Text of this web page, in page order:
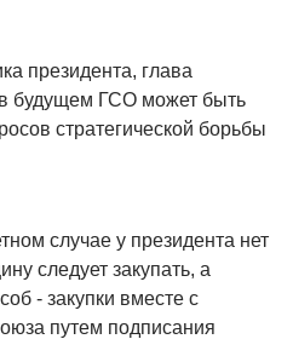
президента, глава
в будущем ГСО может быть
стратегической борьбы
случае у президента нет
следует закупать, а
- закупки вместе с
путем подписания